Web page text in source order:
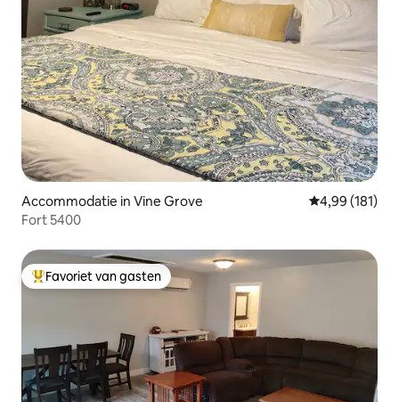
Accommodatie in Vine Grove Gemiddelde
4,99 (181)
Fort 5400
Topfavoriet van gasten
Favoriet van gasten